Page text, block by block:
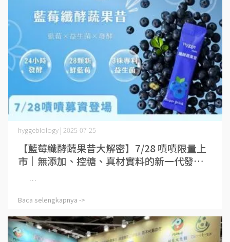
【藍莓纖酵蔬果昔大解密】7/28 嘖嘖限量上
市｜無添加、控糖、真材實料的新一代發酵
hyggebiology | 2025-07-25
⋯
Baca selengkapnya ->